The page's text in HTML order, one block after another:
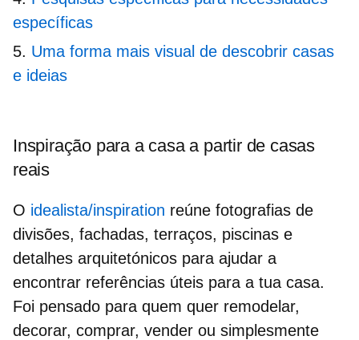
específicas
Uma forma mais visual de descobrir casas
e ideias
Inspiração para a casa a partir de casas
reais
O idealista/inspiration reúne fotografias de
divisões, fachadas, terraços, piscinas e
detalhes arquitetónicos para ajudar a
encontrar referências úteis para a tua casa.
Foi pensado para quem quer remodelar,
decorar, comprar, vender ou simplesmente